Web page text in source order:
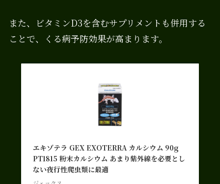
また、ビタミンD3を含むサプリメントも併用する
ことで、くる病予防効果が高まります。
エキゾテラ GEX EXOTERRA カルシウム 90g
PT1815 粉末カルシウム あまり紫外線を必要とし
ない夜行性爬虫類に最適